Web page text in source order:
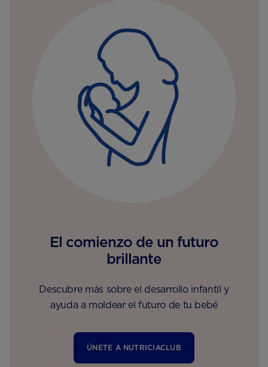
El comienzo de un futuro
brillante
Descubre más sobre el desarrollo infantil y
ayuda a moldear el futuro de tu bebé
ÚNETE A NUTRICIACLUB